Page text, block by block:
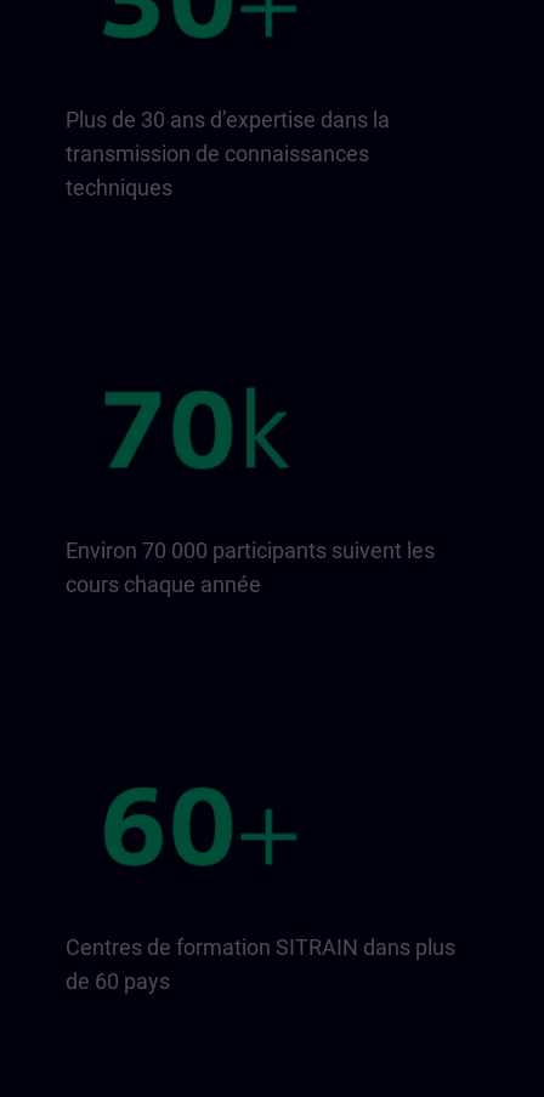
Plus de 30 ans d’expertise dans la
transmission de connaissances
techniques
Environ 70 000 participants suivent les
cours chaque année
Centres de formation SITRAIN dans plus
de 60 pays